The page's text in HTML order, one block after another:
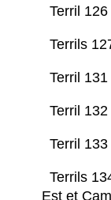
Terril
Terrils
Terril
Terril
Terril
Terrils
Est et